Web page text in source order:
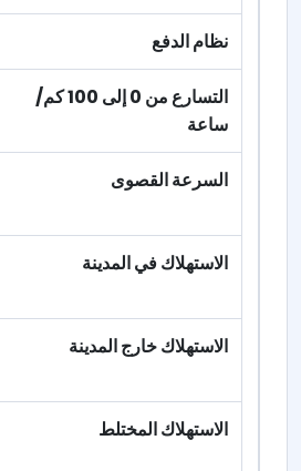
نظام الدفع
التسارع من 0 إلى 100 كم/
ساعة
السرعة القصوى
الاستهلاك في المدينة
الاستهلاك خارج المدينة
الاستهلاك المختلط